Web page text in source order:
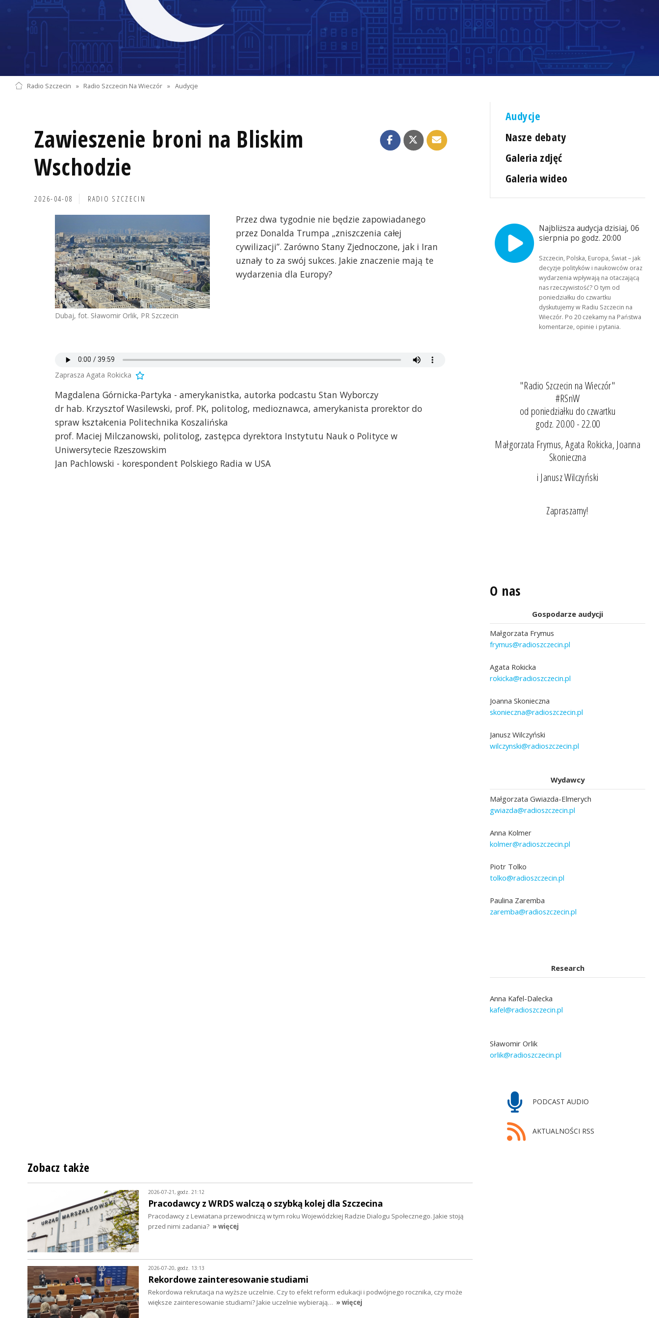
Radio Szczecin » Radio Szczecin Na Wieczór » Audycje
Zawieszenie broni na Bliskim
Wschodzie
2026-04-08 RADIO SZCZECIN
Dubaj, fot. Sławomir Orlik, PR Szczecin
Przez dwa tygodnie nie będzie zapowiadanego
przez Donalda Trumpa „zniszczenia całej
cywilizacji”. Zarówno Stany Zjednoczone, jak i Iran
uznały to za swój sukces. Jakie znaczenie mają te
wydarzenia dla Europy?
Zaprasza Agata Rokicka
Magdalena Górnicka-Partyka - amerykanistka, autorka podcastu Stan Wyborczy
dr hab. Krzysztof Wasilewski, prof. PK, politolog, medioznawca, amerykanista prorektor do
spraw kształcenia Politechnika Koszalińska
prof. Maciej Milczanowski, politolog, zastępca dyrektora Instytutu Nauk o Polityce w
Uniwersytecie Rzeszowskim
Jan Pachlowski - korespondent Polskiego Radia w USA
Audycje
Nasze debaty
Galeria zdjęć
Galeria wideo
Najbliższa audycja dzisiaj, 06
sierpnia po godz. 20:00
Szczecin, Polska, Europa, Świat – jak
decyzje polityków i naukowców oraz
wydarzenia wpływają na otaczającą
nas rzeczywistość? O tym od
poniedziałku do czwartku
dyskutujemy w Radiu Szczecin na
Wieczór. Po 20 czekamy na Państwa
komentarze, opinie i pytania.
"Radio Szczecin na Wieczór"
#RSnW
od poniedziałku do czwartku
godz. 20.00 - 22.00
Małgorzata Frymus, Agata Rokicka, Joanna
Skonieczna
i Janusz Wilczyński
Zapraszamy!
O nas
Gospodarze audycji
Małgorzata Frymus
frymus@radioszczecin.pl
Agata Rokicka
rokicka@radioszczecin.pl
Joanna Skonieczna
skonieczna@radioszczecin.pl
Janusz Wilczyński
wilczynski@radioszczecin.pl
Wydawcy
Małgorzata Gwiazda-Elmerych
gwiazda@radioszczecin.pl
Anna Kolmer
kolmer@radioszczecin.pl
Piotr Tolko
tolko@radioszczecin.pl
Paulina Zaremba
zaremba@radioszczecin.pl
Research
Anna Kafel-Dalecka
kafel@radioszczecin.pl
Sławomir Orlik
orlik@radioszczecin.pl
PODCAST AUDIO
AKTUALNOŚCI RSS
Zobacz także
2026-07-21, godz. 21:12
Pracodawcy z WRDS walczą o szybką kolej dla Szczecina
Pracodawcy z Lewiatana przewodniczą w tym roku Wojewódzkiej Radzie Dialogu Społecznego. Jakie stoją
przed nimi zadania? » więcej
2026-07-20, godz. 13:13
Rekordowe zainteresowanie studiami
Rekordowa rekrutacja na wyższe uczelnie. Czy to efekt reform edukacji i podwójnego rocznika, czy może
większe zainteresowanie studiami? Jakie uczelnie wybierają… » więcej